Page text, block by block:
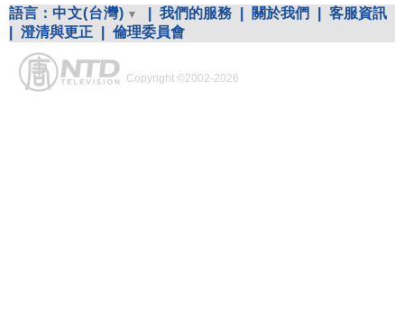
語言： 中文(台灣) 我們的服務 關於我們
客服資訊
澄清與更正 倫理委員會
Copyright ©2002-2026